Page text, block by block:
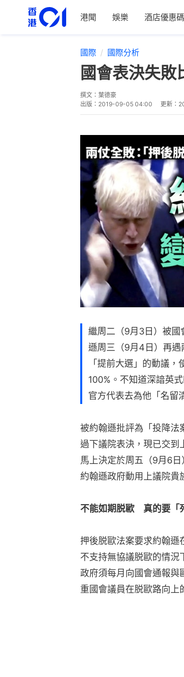
港聞 娛樂 酒店優惠碼
國際 國際分析
國會表決失
撰文： 葉德豪
出版： 2019-09-05 04:00 更新：
繼周二（9月3日）被國
遜周三（9月4日）再遇
「提前大選」的動議
100%。不知道深諳英
官方代表去為他「名留
被約翰遜批評為「投降
過下議院表決，現已交到
馬上決定於周五（9月6
約翰遜政府動用上議院貴
不能如期脱歐　真的要「
押後脱歐法案要求約翰遜
不支持無協議脱歐的情況
政府須每月向國會通報與
重國會議員在脱歐路向上